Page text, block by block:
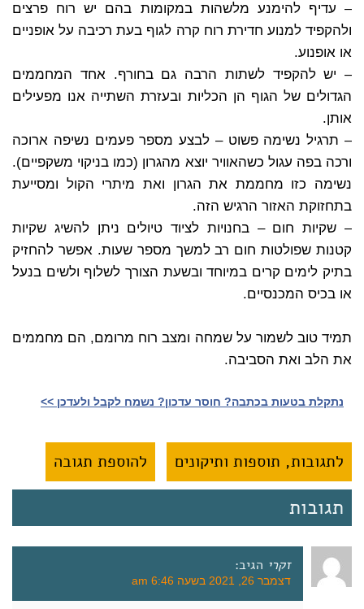
– עדיף להימנע מלשהות במקומות בהם יש רוח פרצים
ולהקפיד למנוע חדירת רוח קרה לגוף בעת רכיבה על אופניים
או אופנוע.
– יש להקפיד לשתות הרבה גם בחורף. אחד המחממים
הגדולים של הגוף הן הכליות ובעזרת השתייה אנו מפעילים
אותן.
– תרגיל נשימה פשוט – לבצע מספר פעמים נשיפה ארוכה
ורכה בפה עגול כשהאוויר יוצא מהגרון (כמו בניקוי משקפיים).
נשימה כזו מחממת את הגרון ואת מיתרי הקול ומסייעת
בתחזוקת האזור הרגיש הזה.
– שקיות חום – בחנויות לציוד טיולים ניתן להשיג שקיות
קטנות שפולטות חום רב למשך מספר שעות. אפשר להחזיק
בתיק לימים קרים במיוחד ובשעת הצורך לשלוף ולשים בנעל
או בכיס המכנסיים.
תמיד טוב לשמור על שמחה ומצב רוח מרומם, הם מחממים
את הלב ואת הסביבה.
נתקלת בטעות בכתבה? חוסר עדכון? נשמח לקבל ולעדכן >>‎
לתגובות, תוספות ותיקונים להוספת תגובה
תגובות
זקרי הגיב:
דצמבר 26, 2021 בשעה 6:46 am